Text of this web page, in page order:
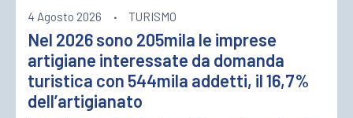
4 Agosto 2026 · TURISMO
Nel 2026 sono 205mila le imprese
artigiane interessate da domanda
turistica con 544mila addetti, il 16,7%
dell’artigianato